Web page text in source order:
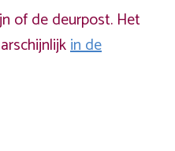
of de deurpost. Het
in de